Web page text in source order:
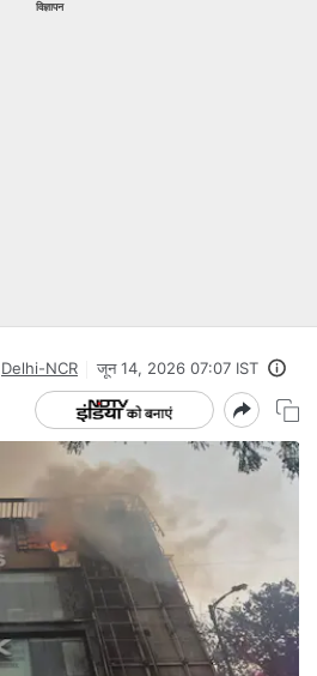
विज्ञापन
Delhi-NCR जून 14, 2026 07:07 IST